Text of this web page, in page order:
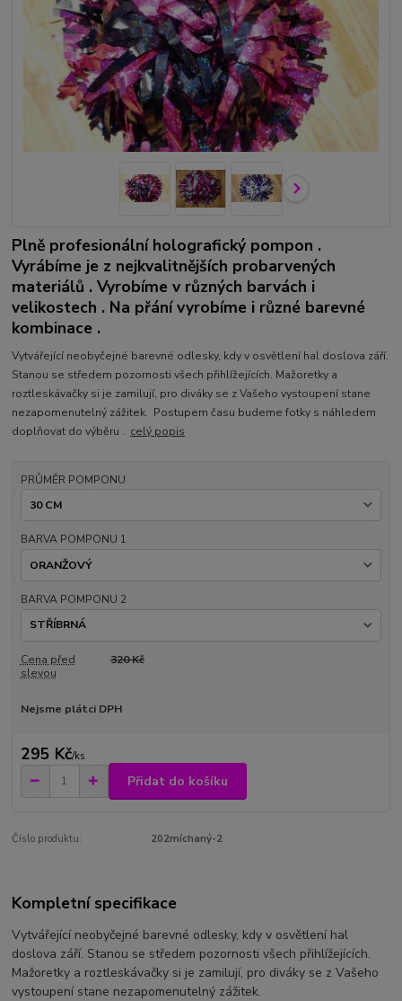
Plně profesionální holografický pompon .
Vyrábíme je z nejkvalitnějších probarvených
materiálů . Vyrobíme v různých barvách i
velikostech . Na přání vyrobíme i různé barevné
kombinace .
Vytvářející neobyčejné barevné odlesky, kdy v osvětlení hal doslova září.
Stanou se středem pozornosti všech přihlížejících. Mažoretky a
roztleskávačky si je zamilují, pro diváky se z Vašeho vystoupení stane
nezapomenutelný zážitek. Postupem času budeme fotky s náhledem
doplňovat do výběru . celý popis
PRŮMĚR POMPONU
BARVA POMPONU 1
BARVA POMPONU 2
Cena před
slevou
320 Kč
Nejsme plátci DPH
295 Kč/ks
Přidat do košíku
Číslo produktu: 202míchaný-2
Kompletní specifikace
Vytvářející neobyčejné barevné odlesky, kdy v osvětlení hal
doslova září. Stanou se středem pozornosti všech přihlížejících.
Mažoretky a roztleskávačky si je zamilují, pro diváky se z Vašeho
vystoupení stane nezapomenutelný zážitek.